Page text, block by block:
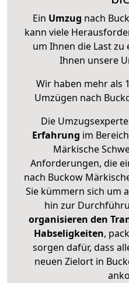
Ein Umzug nach
kann viele
um Ihnen die Last
Ihnen unsere
Wir haben mehr als
Umzügen nach
Die
Erfahrung im
Märkische
Anforderungen, die
nach Buckow
Sie kümmern sich um
hin zur
organisieren den
Habseligkeiten,
sorgen dafür, dass
neuen Zielort in